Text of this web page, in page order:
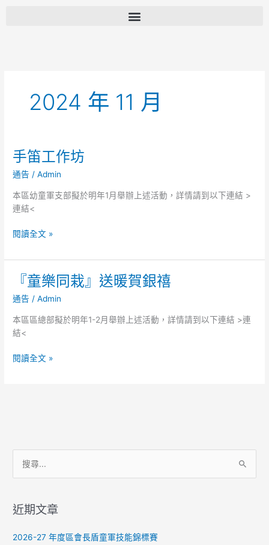
2024 年 11 月
手笛工作坊
通告 /Admin
本區幼童軍支部擬於明年1月舉辦上述活動，詳情請到以下連結 >
連結<
手
工
作
坊
閱讀全文 »
『童樂同栽』送暖賀銀禧
通告 /Admin
本區區總部擬於明年1-2月舉辦上述活動，詳情請到以下連結 >連
結<
『童
同
栽』
送
賀
閱讀全文 »
鍵
近期文章
2026-27 年度區會長盾童軍技能錦標賽